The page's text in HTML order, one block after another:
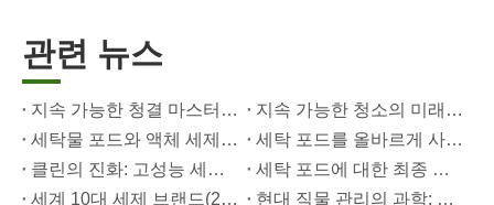
관련 뉴스
지속 가능한 청결 마스터하기: 친환경 세탁 세제 시트에 대한 전문가 가이드
지속 가능한 청소의 미래: 리필 상점이 대량 포장되지 않은 세탁 세제 시트를 수용하는 이유
세탁물 포드와 액체 세제: 귀하의 세탁물에 적합한 선택은 무엇입니까?
세탁 포드를 올바르게 사용하는 방법: 중국 최고의 세탁 포드 제조업체가 전하는 전문가의 통찰력
클린의 진화: 고성능 세탁 포드가 직물 관리의 글로벌 미래를 정의하는 이유
세탁 포드에 대한 최종 가이드: 안전, 과학 및 청소 능력 극대화에 대한 전문가의 통찰력
세계 10대 세제 브랜드(2026) - OEM/자체 상표 브랜드가 경쟁할 수 있는 방법
현대 직물 관리의 과학: 세탁물 포드, 유연제 및 컬러 그래버에 대한 전문 가이드